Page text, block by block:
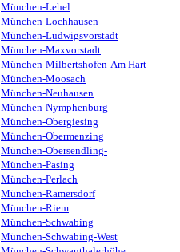
München-Lehel
München-Lochhausen
München-Ludwigsvorstadt
München-Maxvorstadt
München-Milbertshofen-Am Hart
München-Moosach
München-Neuhausen
München-Nymphenburg
München-Obergiesing
München-Obermenzing
München-Obersendling-
München-Pasing
München-Perlach
München-Ramersdorf
München-Riem
München-Schwabing
München-Schwabing-West